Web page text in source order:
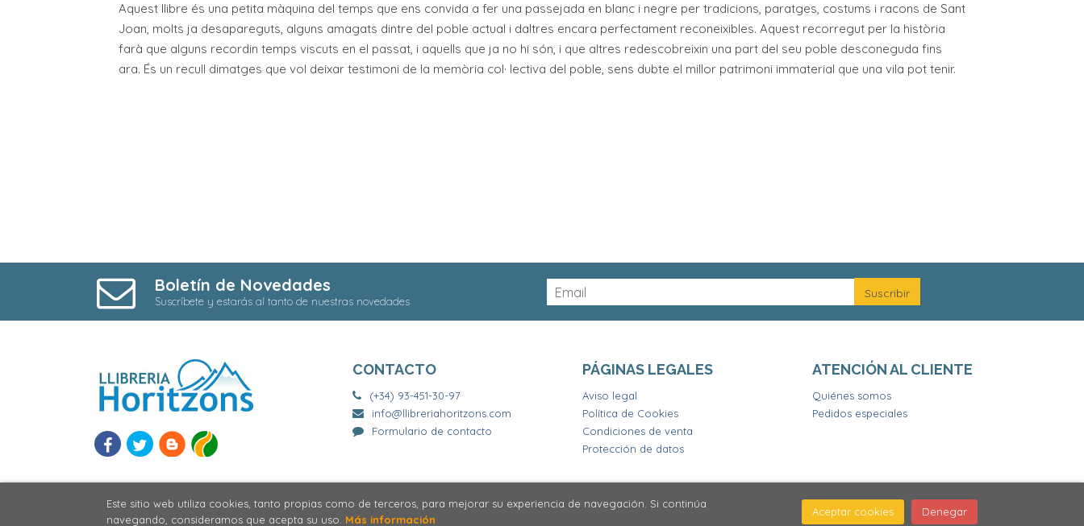
Aquest llibre és una petita màquina del temps que ens convida a fer una passejada en blanc i negre per tradicions, paratges, costums i racons de Sant
Joan, molts ja desapareguts, alguns amagats dintre del poble actual i daltres encara perfectament reconeixibles. Aquest recorregut per la història
farà que alguns recordin temps viscuts en el passat, i aquells que ja no hi són, i que altres redescobreixin una part del seu poble desconeguda fins
ara. És un recull dimatges que vol deixar testimoni de la memòria col· lectiva del poble, sens dubte el millor patrimoni immaterial que una vila pot tenir.
Boletín de Novedades
Suscríbete y estarás al tanto de nuestras novedades
CONTACTO
(+34) 93-451-30-97
info@llibreriahoritzons.com
Formulario de contacto
PÁGINAS LEGALES
Aviso legal
Política de Cookies
Condiciones de venta
Protección de datos
ATENCIÓN AL CLIENTE
Quiénes somos
Pedidos especiales
2026 ©Llibrería Horitzons
Este sitio web utiliza cookies, tanto propias como de terceros, para mejorar su experiencia de navegación. Si continúa
navegando, consideramos que acepta su uso. Más información
Aceptar cookies Denegar